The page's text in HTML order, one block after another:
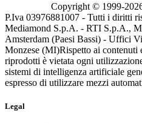
Copyright © 1999-
P.Iva 03976881007 - Tutti i diritti
Mediamond S.p.A. - RTI S.p.A.,
Amsterdam (Paesi Bassi) - Uffici
Monzese (MI)Rispetto ai contenuti
riprodotti è vietata ogni
sistemi di intelligenza artificiale
espresso di utilizzare mezzi
Legal